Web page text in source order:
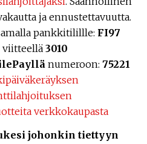
ja ennustettavuutta.
pankkitilillle: FI97
viitteellä3010
numeroon: 75221
verkkokaupasta
johonkin tiettyyn